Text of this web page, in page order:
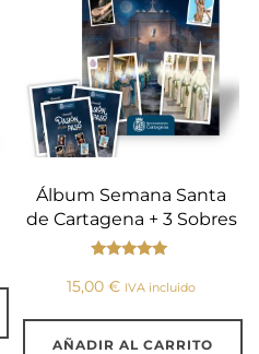
Álbum Semana Santa
de Cartagena + 3 Sobres
con
15,00€ IVA incluido
AÑADIR AL CARRITO